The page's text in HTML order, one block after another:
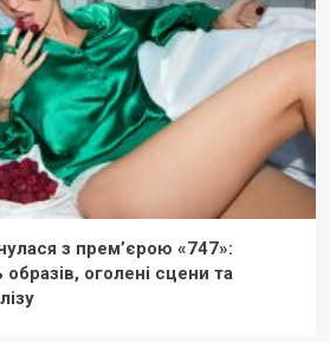
з прем’єрою «747»:
образів, оголені сцени та